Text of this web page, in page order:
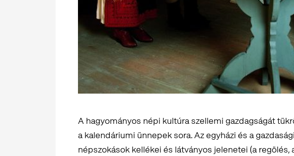
A hagyományos népi kultúra szellemi gazdagságát
a kalendáriumi ünnepek sora. Az egyházi és a
népszokások kellékei és látványos jelenetei (a regölés,